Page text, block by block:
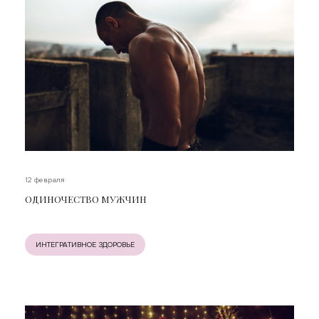
12 февраля
ОДИНОЧЕСТВО МУЖЧИН
ИНТЕГРАТИВНОЕ ЗДОРОВЬЕ